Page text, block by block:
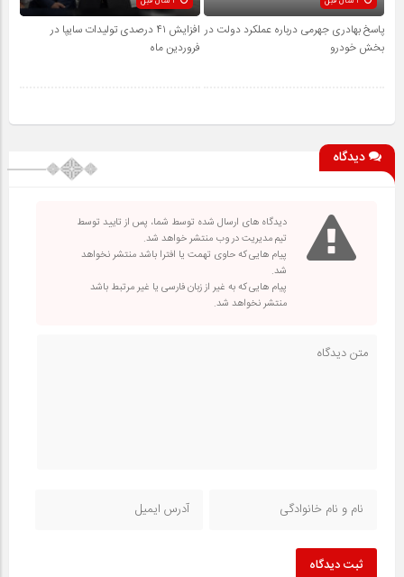
پاسخ بهادری جهرمی درباره عملکرد دولت در
بخش خودرو
افزایش ۴۱ درصدی تولیدات سایپا در
فروردین ماه
دیدگاه
دیدگاه های ارسال شده توسط شما، پس از تایید توسط
تیم مدیریت در وب منتشر خواهد شد.
پیام هایی که حاوی تهمت یا افترا باشد منتشر نخواهد
شد.
پیام هایی که به غیر از زبان فارسی یا غیر مرتبط باشد
منتشر نخواهد شد.
ثبت دیدگاه